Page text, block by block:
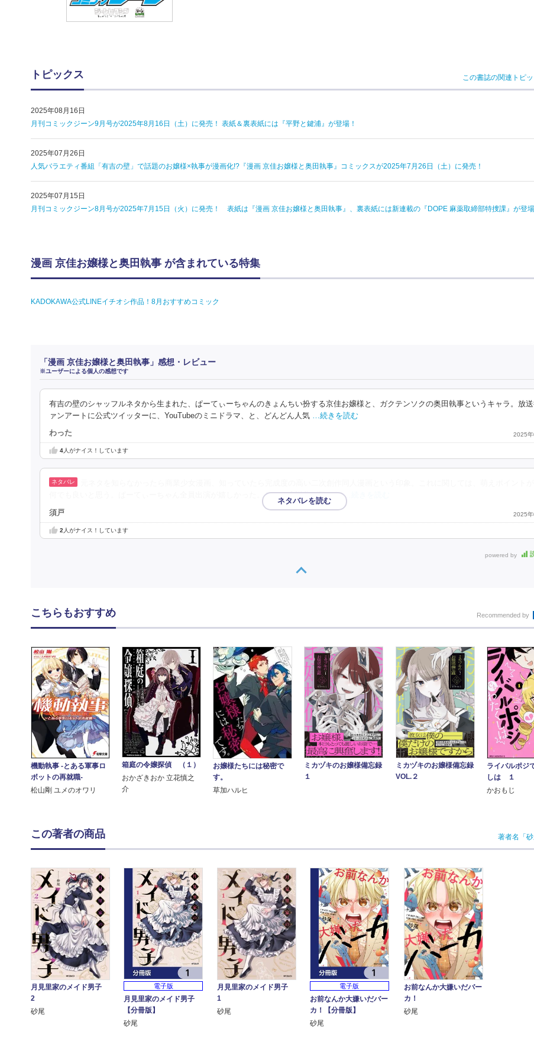
トピックス この書誌の関連トピ
2025年08月16日
月刊コミックジーン9月号が2025年8月16日（土）に発売！ 表紙＆裏表紙には『平野と鍵浦』が登場！
2025年07月26日
人気バラエティ番組「有吉の壁」で話題のお嬢様×執事が漫画化!?『漫画 京佳お嬢様と奥田執事』コミックスが2025年7月26日（土）に発売！
2025年07月15日
月刊コミックジーン8月号が2025年7月15日（火）に発売！ 表紙は『漫画 京佳お嬢様と奥田執事』、裏表紙には新連載の『DOPE 麻薬取締部特捜課』が登場
漫画 京佳お嬢様と奥田執事 が含まれている特集
KADOKAWA公式LINEイチオシ作品！8月おすすめコミック
「漫画 京佳お嬢様と奥田執事」感想・レビュー
※ユーザーによる個人の感想です
有吉の壁のシャッフルネタから生まれた、ぱーてぃーちゃんのきょんちい扮する京佳お嬢様と、ガクテンソクの奥田執事というキャラ。放
ァンアートに公式ツイッターに、YouTubeのミニドラマ、と、どんどん人気
…続きを読む
わった 2025年
4人がナイス！しています
何でも良いと思う。ぱーてぃーちゃん全員出演が嬉しかった。そして小説化が気にな …続きを読む
須戸 2025年
2 人がナイス！しています
powered by
こちらもおすすめ Recommended by
機動執事 -とある軍事ロ
ボットの再就職-
松山剛 ユメのオワリ
箱庭の令嬢探偵 （１）
おかざきおか 立花慎之
介
お嬢様たちには秘密で
す。
草加ハルヒ
ミカヅキのお嬢様備忘録
１
ミカヅキのお嬢様備忘録
VOL.２
ライバルポジ
しは １
かおもじ
この著者の商品 著者名「
月見里家のメイド男子
2
砂尾
電子版
月見里家のメイド男子
【分冊版】
砂尾
月見里家のメイド男子
1
砂尾
電子版
お前なんか大嫌いだバー
カ！【分冊版】
砂尾
お前なんか大嫌いだバー
カ！
砂尾